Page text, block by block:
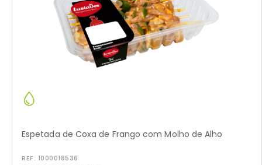
Espetada de Coxa de Frango com Molho de Alho
REF: 1000018536